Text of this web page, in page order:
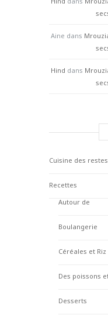
Aine dans
Hind dans
Cuisine des restes
Recettes
Autour de
Boulangerie
Céréales et Riz
Des poissons
Desserts